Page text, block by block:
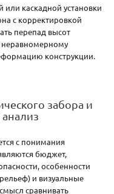
или каскадной установки
с корректировкой
перепад высот
конструкции.
забора и
с понимания
бюджет,
особенности
рельеф) и визуальные
сравнивать